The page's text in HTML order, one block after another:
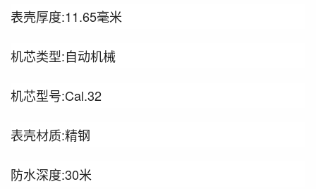
表壳厚度:11.65毫米
机芯类型:自动机械
机芯型号:Cal.32
表壳材质:精钢
防水深度:30米